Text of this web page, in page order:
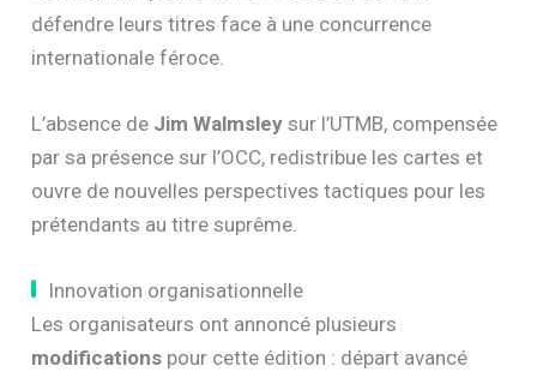
défendre leurs titres face à une concurrence
internationale féroce.
L’absence de Jim Walmsley sur l’UTMB, compensée
par sa présence sur l’OCC, redistribue les cartes et
ouvre de nouvelles perspectives tactiques pour les
prétendants au titre suprême.
Innovation organisationnelle
Les organisateurs ont annoncé plusieurs
modifications pour cette édition : départ avancé